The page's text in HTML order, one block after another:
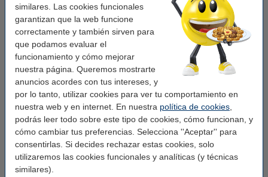
similares. Las cookies funcionales
garantizan que la web funcione
correctamente y también sirven para
que podamos evaluar el
funcionamiento y cómo mejorar
nuestra página. Queremos mostrarte
anuncios acordes con tus intereses, y
por lo tanto, utilizar cookies para ver tu comportamiento en
nuestra web y en internet. En nuestra política de cookies
podrás leer todo sobre este tipo de cookies, cómo funcionan, y
cómo cambiar tus preferencias. Selecciona ''Aceptar'' para
consentirlas. Si decides rechazar estas cookies, solo
utilizaremos las cookies funcionales y analíticas (y técnicas
similares).
Ahorra un25%con la marca 123tinta
En stock
¡Recíbelo el lunes!
9,00 €
Consejo: añade más cintas
123tinta cinta en relieve blancas sobre fondo
negro de 9 mm
7,95 €
123tinta Cintas en relieve 3 colores de 9 mm |
Pack 3 colores
7,95 €